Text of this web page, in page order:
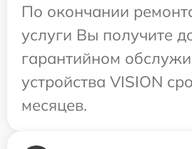
По окончании
услуги Вы получите
гарантийном
устройства VISION
месяцев.